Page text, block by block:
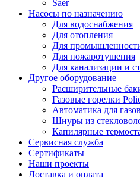
Saer
Насосы по назначению
Для водоснабжения
Для отопления
Для
Для пожаротушения
Для канализации и
Другое оборудование
Расширительные
Газовые горелки
Автоматика для
Шнуры из
Капилярные
Сервисная служба
Сертификаты
Наши проекты
Доставка и оплата